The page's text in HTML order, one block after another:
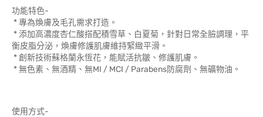
功能特色-
* 專為煥膚及毛孔需求打造。
* 添加高濃度杏仁酸搭配積雪草、白夏菊，針對日常全臉調理，平
衡皮脂分泌，煥膚修護肌膚維持緊緻平滑。
* 創新技術蘇格蘭永恆花，能賦活抗皺、修護肌膚。
* 無色素、無酒精、無MI / MCI / Parabens防腐劑、無礦物油。
使用方式-